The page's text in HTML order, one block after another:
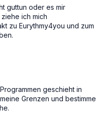
guttun oder es mir
ich mich
zu Eurythmy4you und zum
geschieht in
Grenzen und bestimme